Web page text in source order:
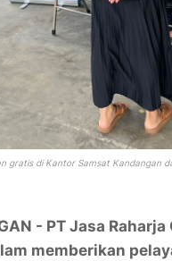
gratis di Kantor Samsat Kandangan
- PT Jasa
memberikan